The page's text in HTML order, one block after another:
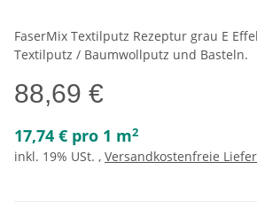
FaserMix Textilputz Rezeptur grau E
Textilputz / Baumwollputz und Basteln.
88,69 €
17,74 € pro 1 m2
inkl. 19% USt. , Versandkostenfreie